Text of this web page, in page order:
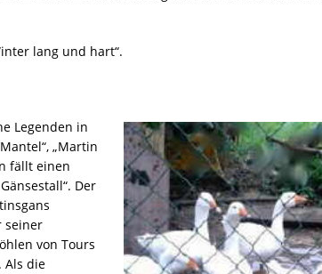
lang und hart“.
Legenden in
„Martin
fällt einen
Der
seiner
von Tours
Als die